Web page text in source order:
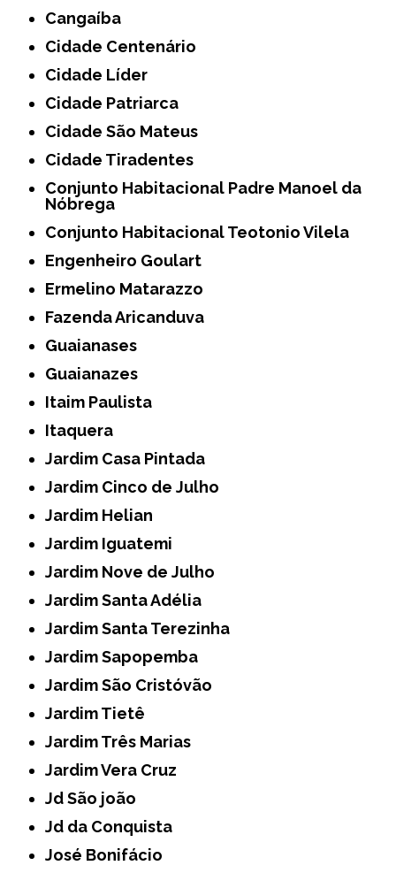
Cangaíba
Cidade Centenário
Cidade Líder
Cidade Patriarca
Cidade São Mateus
Cidade Tiradentes
Conjunto Habitacional Padre Manoel da
Nóbrega
Conjunto Habitacional Teotonio Vilela
Engenheiro Goulart
Ermelino Matarazzo
Fazenda Aricanduva
Guaianases
Guaianazes
Itaim Paulista
Itaquera
Jardim Casa Pintada
Jardim Cinco de Julho
Jardim Helian
Jardim Iguatemi
Jardim Nove de Julho
Jardim Santa Adélia
Jardim Santa Terezinha
Jardim Sapopemba
Jardim São Cristóvão
Jardim Tietê
Jardim Três Marias
Jardim Vera Cruz
Jd São joão
Jd da Conquista
José Bonifácio